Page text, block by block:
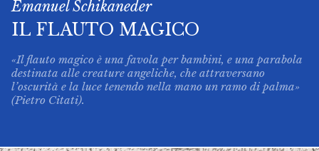
Emanuel Schikaneder
IL FLAUTO MAGICO
«Il flauto magico è una favola per bambini, e una parabola
destinata alle creature angeliche, che attraversano
l’oscurità e la luce tenendo nella mano un ramo di palma»
(Pietro Citati).